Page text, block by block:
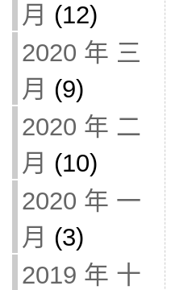
月 (12)
2020 年 三
月 (9)
2020 年 二
月 (10)
2020 年 一
月 (3)
2019 年 十